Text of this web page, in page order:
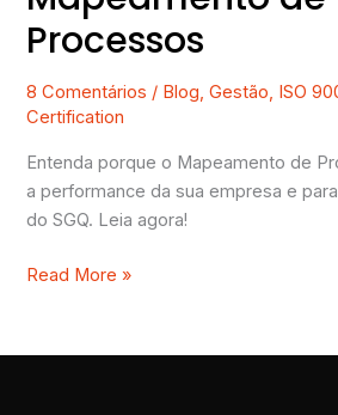
Processos
8 Comentários / Blog,Gestão, ISO
Certification
Entenda porque o Mapeamento de
a performance da sua empresa e
do SGQ. Leia agora!
Read More »